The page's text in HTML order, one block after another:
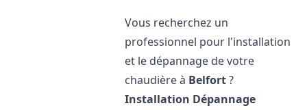
Vous recherchez un
professionnel pour l'installation
et le dépannage de votre
chaudière à Belfort?
Installation Dépannage